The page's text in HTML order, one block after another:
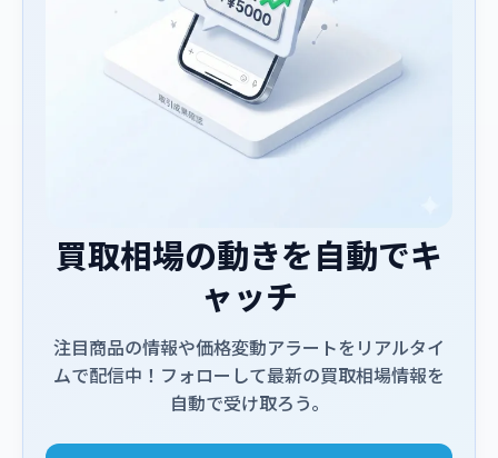
買取相場の動きを自動でキ
ャッチ
注目商品の情報や価格変動アラートをリアルタイ
ムで配信中！フォローして最新の買取相場情報を
自動で受け取ろう。